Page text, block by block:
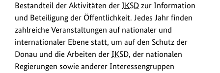
Bestandteil der Aktivitäten der IKSD zur Information
und Beteiligung der Öffentlichkeit. Jedes Jahr finden
zahlreiche Veranstaltungen auf nationaler und
internationaler Ebene statt, um auf den Schutz der
Donau und die Arbeiten der IKSD, der nationalen
Regierungen sowie anderer Interessengruppen